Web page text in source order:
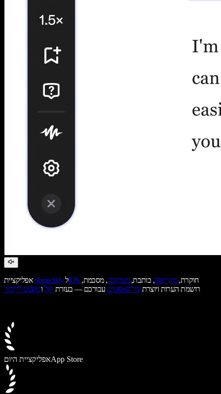
אפליקציית Speechify לiOS חוקרת,מקריאה, כותבת,מכתיבה, מסכמת,
רושמת הערות ויוצרתפודקאסטים עבורכם — בעזרת קול וטקסט לדיבור
אפליקציית היוםApp Store